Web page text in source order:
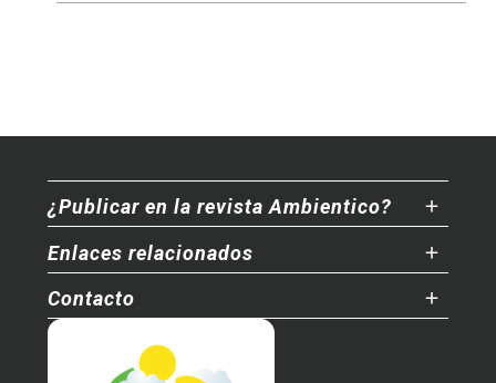
¿Publicar en la revista Ambientico?
Enlaces relacionados
Contacto